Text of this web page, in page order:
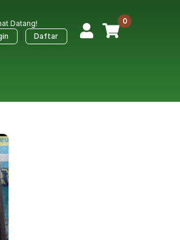
Datang!
Daftar
0